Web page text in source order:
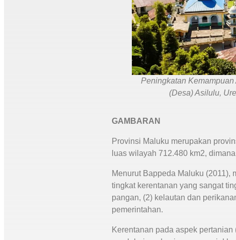
Peningkatan
(Desa) Asilulu,
GAMBARAN
Provinsi Maluku merupakan
luas wilayah 712.480 km2,
Menurut Bappeda Maluku
tingkat kerentanan yang sangat
pangan, (2) kelautan dan
pemerintahan.
Kerentanan pada aspek